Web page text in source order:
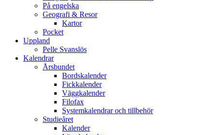
På engelska
Geografi & Resor
Kartor
Pocket
Uppland
Pelle Svanslös
Kalendrar
Årsbundet
Bordskalender
Fickkalender
Väggkalender
Filofax
Systemkalendrar och tillbehör
Studieåret
Kalender